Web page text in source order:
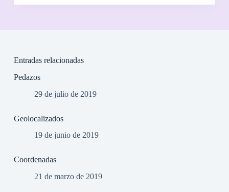
Entradas relacionadas
Pedazos
29 de julio de 2019
Geolocalizados
19 de junio de 2019
Coordenadas
21 de marzo de 2019